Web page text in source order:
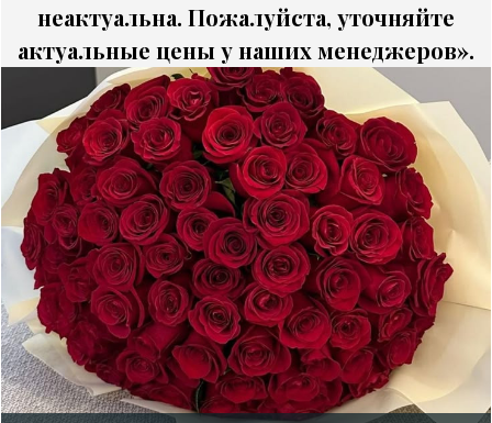
неактуальна. Пожалуйста, уточняйте
актуальные цены у наших менеджеров».